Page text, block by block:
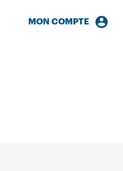
MON COMPTE